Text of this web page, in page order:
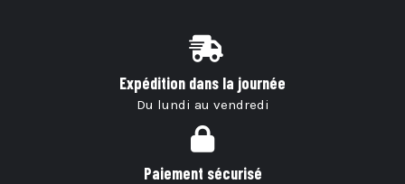
Expédition dans la journée
Du lundi au vendredi
Paiement sécurisé